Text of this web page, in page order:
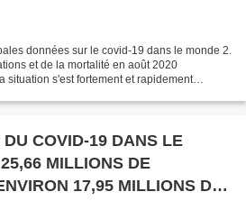
données sur le covid-19 dans le monde 2.
et de la mortalité en août 2020
situation s'est fortement et rapidement
COVID-19 DANS LE
MILLIONS DE
17,95 MILLIONS DE